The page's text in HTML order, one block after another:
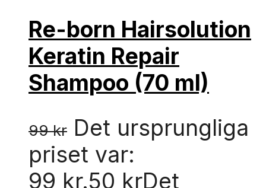
Re-born Hairsolution
Keratin Repair
Shampoo (70 ml)
99kr Det ursprungliga
priset var:
99 kr.50 krDet